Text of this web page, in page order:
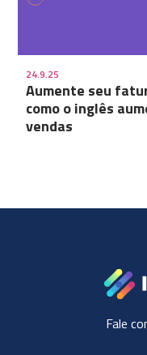
24.9.25
Aumente seu
como o inglês
vendas
Fale